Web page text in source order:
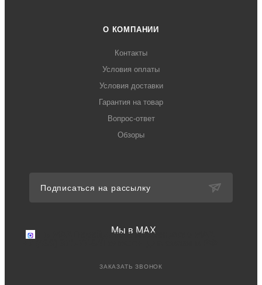
О КОМПАНИИ
Контакты
Условия оплаты
Условия доставки
Гарантия на товар
Вопрос-ответ
Обзоры
Подписаться на рассылку
Мы в MAX
Мы в MAX
Перейдите в мессенджер MAX
ЗАКАЗАТЬ ЗВОНОК